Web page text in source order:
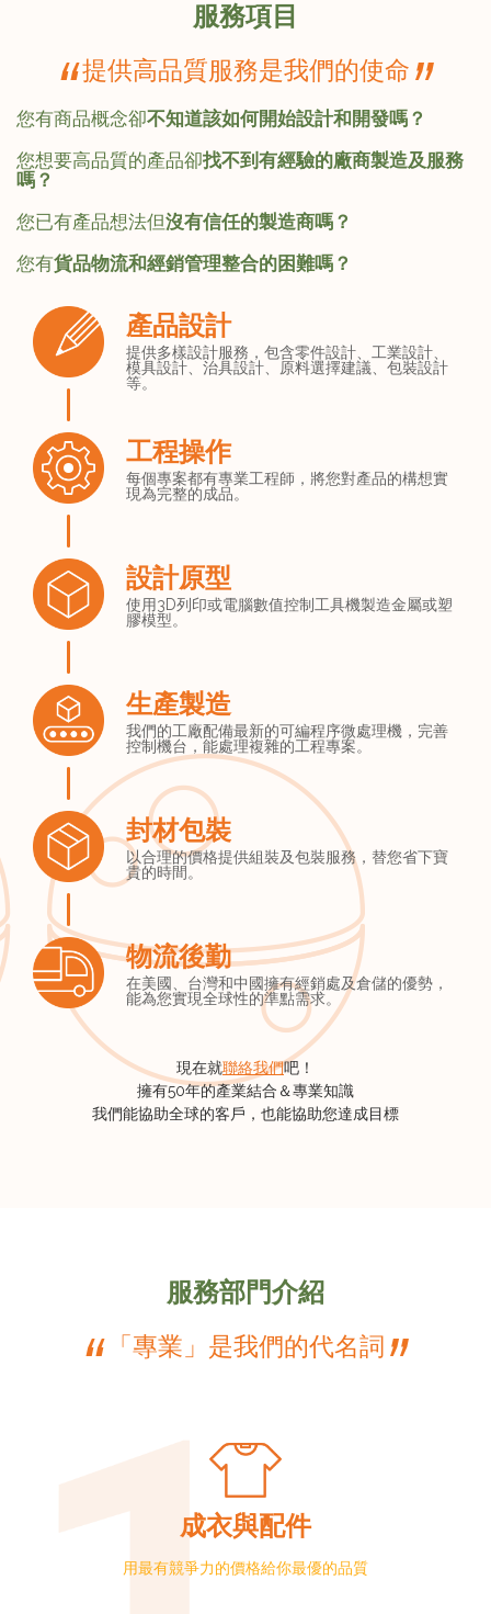
服務項目
“提供高品質服務是我們的使命”
您有商品概念卻不知道該如何開始設計和開發嗎？
您想要高品質的產品卻找不到有經驗的廠商製造及服務
嗎？
您已有產品想法但沒有信任的製造商嗎？
您有貨品物流和經銷管理整合的困難嗎？
產品設計
提供多樣設計服務，包含零件設計、工業設計、
模具設計、治具設計、原料選擇建議、包裝設計
等。
工程操作
每個專案都有專業工程師，將您對產品的構想實
現為完整的成品。
設計原型
使用3D列印或電腦數值控制工具機製造金屬或塑
膠模型。
生產製造
我們的工廠配備最新的可編程序微處理機，完善
控制機台，能處理複雜的工程專案。
封材包裝
以合理的價格提供組裝及包裝服務，替您省下寶
貴的時間。
物流後勤
在美國、台灣和中國擁有經銷處及倉儲的優勢，
能為您實現全球性的準點需求。
現在就聯絡我們吧！
擁有50年的產業結合＆專業知識
我們能協助全球的客戶，也能協助您達成目標
服務部門介紹
“ 「專業」是我們的代名詞”
成衣與配件
用最有競爭力的價格給你最優的品質